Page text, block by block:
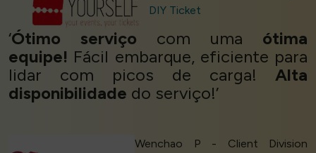
DIY Ticket
‘Ótimo serviço com uma ótima
equipe! Fácil embarque, eficiente para
lidar com picos de carga! Alta
disponibilidade do serviço!’
Wenchao P - Client Division